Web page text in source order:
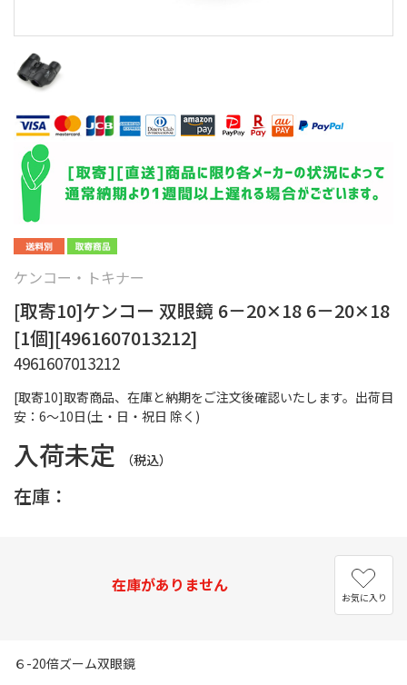
[取寄10]取寄商品、在庫と納期をご注文後確認いたします。出荷目
安：6～10日(土・日・祝日 除く)
ケンコー・トキナー
[取寄10]ケンコー 双眼鏡 6－20✕18 6－20✕18
[1個][4961607013212]
4961607013212
入荷未定 （税込）
在庫：
在庫がありません
お気に入り
６-20倍ズーム双眼鏡